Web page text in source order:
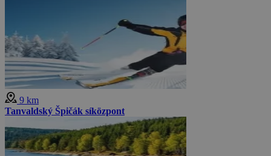
9 km
Tanvaldský Špičák síközpont